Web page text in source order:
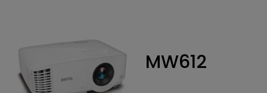
MW612